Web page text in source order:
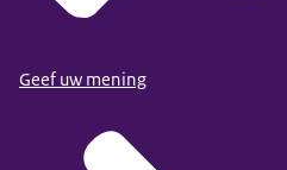
Geef uw mening